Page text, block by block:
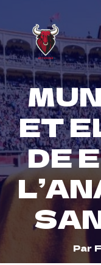
content
ET
DE
Par